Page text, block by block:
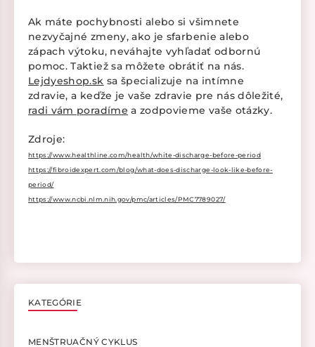
Ak máte pochybnosti alebo si všimnete
nezvyčajné zmeny, ako je sfarbenie alebo
zápach výtoku, neváhajte vyhľadať odbornú
pomoc. Taktiež sa môžete obrátiť na nás.
Lejdyeshop.sk sa špecializuje na intímne
zdravie, a keďže je vaše zdravie pre nás dôležité,
radi vám poradíme a zodpovieme vaše otázky.
Zdroje:
https://www.healthline.com/health/white-discharge-before-period
https://fibroidexpert.com/blog/what-does-discharge-look-like-before-
period/
https://www.ncbi.nlm.nih.gov/pmc/articles/PMC7789027/
KATEGÓRIE
MENŠTRUAČNÝ CYKLUS